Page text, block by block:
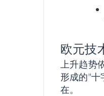
欧元技
上升趋势
形成的"十
在。